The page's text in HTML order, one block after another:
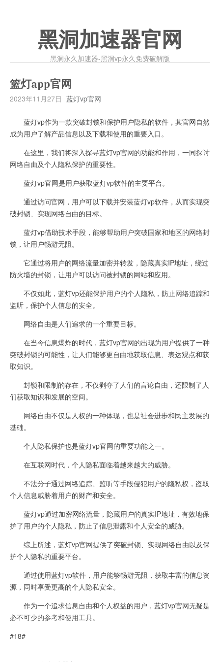
黑洞加速器官网
黑洞永久加速器-黑洞vp永久免费破解版
篮灯app官网
2023年11月27日 蓝灯vp官网
蓝灯vp作为一款突破封锁和保护用户隐私的软件，其官网自然
成为用户了解产品信息以及下载和使用的重要入口。
在这里，我们将深入探寻蓝灯vp官网的功能和作用，一同探讨
网络自由及个人隐私保护的重要性。
蓝灯vp官网是用户获取蓝灯vp软件的主要平台。
通过访问官网，用户可以下载并安装蓝灯vp软件，从而实现突
破封锁、实现网络自由的目标。
蓝灯vp借助技术手段，能够帮助用户突破国家和地区的网络封
锁，让用户畅游无阻。
它通过将用户的网络流量加密并转发，隐藏真实IP地址，绕过
防火墙的封锁，让用户可以访问被封锁的网站和应用。
不仅如此，蓝灯vp还能保护用户的个人隐私，防止网络追踪和
监听，保护个人信息的安全。
网络自由是人们追求的一个重要目标。
在当今信息爆炸的时代，蓝灯vp官网的出现为用户提供了一种
突破封锁的可能性，让人们能够更自由地获取信息、表达观点和获
取知识。
封锁和限制的存在，不仅剥夺了人们的言论自由，还限制了人
们获取知识和发展的空间。
网络自由不仅是人权的一种体现，也是社会进步和民主发展的
基础。
个人隐私保护也是蓝灯vp官网的重要功能之一。
在互联网时代，个人隐私面临着越来越大的威胁。
不法分子通过网络追踪、监听等手段侵犯用户的隐私权，盗取
个人信息威胁着用户的财产和安全。
蓝灯vp通过加密网络流量，隐藏用户的真实IP地址，有效地保
护了用户的个人隐私，防止了信息泄露和个人安全的威胁。
综上所述，蓝灯vp官网提供了突破封锁、实现网络自由以及保
护个人隐私的重要平台。
通过使用蓝灯vp软件，用户能够畅游无阻，获取丰富的信息资
源，同时享受更高的个人隐私安全。
作为一个追求信息自由和个人权益的用户，蓝灯vp官网无疑是
必不可少的参考和使用工具。
#18#